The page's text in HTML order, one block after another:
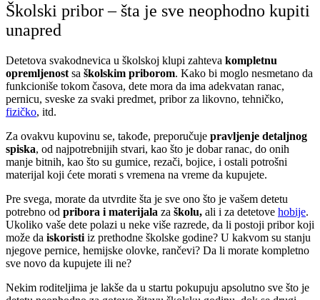
Školski pribor – šta je sve neophodno kupiti
unapred
Detetova svakodnevica u školskoj klupi zahteva kompletnu
opremljenost sa školskim priborom. Kako bi moglo nesmetano da
funkcioniše tokom časova, dete mora da ima adekvatan ranac,
pernicu, sveske za svaki predmet, pribor za likovno, tehničko,
fizičko, itd.
Za ovakvu kupovinu se, takođe, preporučuje pravljenje detaljnog
spiska, od najpotrebnijih stvari, kao što je dobar ranac, do onih
manje bitnih, kao što su gumice, rezači, bojice, i ostali potrošni
materijal koji ćete morati s vremena na vreme da kupujete.
Pre svega, morate da utvrdite šta je sve ono što je vašem detetu
potrebno od pribora i materijala za školu, ali i za detetove hobije.
Ukoliko vaše dete polazi u neke više razrede, da li postoji pribor koji
može da iskoristi iz prethodne školske godine? U kakvom su stanju
njegove pernice, hemijske olovke, rančevi? Da li morate kompletno
sve novo da kupujete ili ne?
Nekim roditeljima je lakše da u startu pokupuju apsolutno sve što je